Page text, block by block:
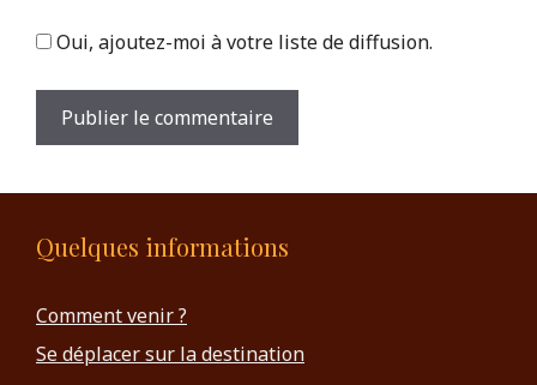
Oui, ajoutez-moi à votre liste de diffusion.
Quelques informations
Comment venir ?
Se déplacer sur la destination